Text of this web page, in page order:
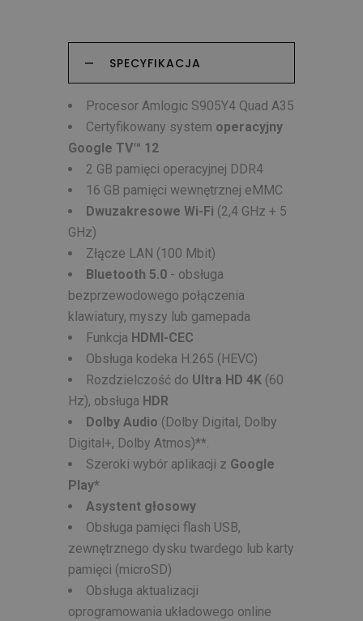
SPECYFIKACJA
Procesor Amlogic S905Y4 Quad A35
Certyfikowany system operacyjny
Google TV™ 12
2 GB pamięci operacyjnej DDR4
16 GB pamięci wewnętrznej eMMC
Dwuzakresowe Wi-Fi (2,4 GHz + 5
GHz)
Złącze LAN (100 Mbit)
Bluetooth 5.0 - obsługa
bezprzewodowego połączenia
klawiatury, myszy lub gamepada
Funkcja HDMI-CEC
Obsługa kodeka H.265 (HEVC)
Rozdzielczość do Ultra HD 4K (60
Hz), obsługa HDR
Dolby Audio (Dolby Digital, Dolby
Digital+, Dolby Atmos)**.
Szeroki wybór aplikacji z Google
Play*
Asystent głosowy
Obsługa pamięci flash USB,
zewnętrznego dysku twardego lub karty
pamięci (microSD)
Obsługa aktualizacji
oprogramowania układowego online